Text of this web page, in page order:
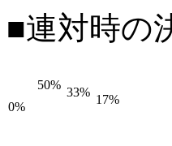
■連対時の
0%
50%
33%
17%